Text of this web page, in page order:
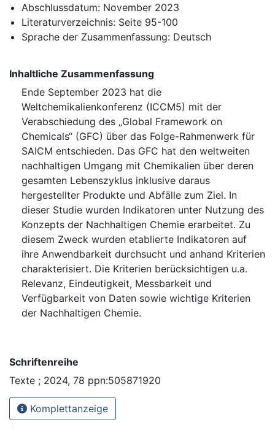
Abschlussdatum: November 2023
Literaturverzeichnis: Seite 95-100
Sprache der Zusammenfassung: Deutsch
Inhaltliche Zusammenfassung
Ende September 2023 hat die
Weltchemikalienkonferenz (ICCM5) mit der
Verabschiedung des „Global Framework on
Chemicals“ (GFC) über das Folge-Rahmenwerk für
SAICM entschieden. Das GFC hat den weltweiten
nachhaltigen Umgang mit Chemikalien über deren
gesamten Lebenszyklus inklusive daraus
hergestellter Produkte und Abfälle zum Ziel. In
dieser Studie wurden Indikatoren unter Nutzung des
Konzepts der Nachhaltigen Chemie erarbeitet. Zu
diesem Zweck wurden etablierte Indikatoren auf
ihre Anwendbarkeit durchsucht und anhand Kriterien
charakterisiert. Die Kriterien berücksichtigen u.a.
Relevanz, Eindeutigkeit, Messbarkeit und
Verfügbarkeit von Daten sowie wichtige Kriterien
der Nachhaltigen Chemie.
Schriftenreihe
Texte ; 2024, 78 ppn:505871920
Komplettanzeige